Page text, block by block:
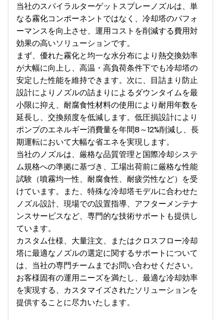
当社のスパイラルターゲットスプレーノズルは、単
なる霧化コンポーネントではなく、冷却塔のパフォ
ーマンスを向上させ、運用コストを削減する費用対
効果の高いソリューションです。
まず、優れた霧化と均一な水分布により熱交換効率
が大幅に向上し、高温・高負荷条件下でも冷却塔の
安定した性能を維持できます。次に、目詰まり防止
設計によりノズルの詰まりによるダウンタイムを最
小限に抑え、耐腐食性材料の使用により耐用年数を
延長し、交換頻度を低減します。低圧損設計により
ポンプのエネルギー消費量を年間8～12%削減し、長
期運転において大幅な省エネを実現します。
当社のノズルは、厳格な品質管理と国際冷却システ
ム規格への準拠に基づき、工場出荷前に厳格な性能
試験（噴霧均一性、耐腐食性、耐疲労性など）を受
けています。また、特殊な冷却塔モデルに合わせた
ノズル設計、現場での設置指導、アフターメンテナ
ンスサービスなど、専門的な技術サポートも提供し
ています。
カスタム仕様、大量注文、またはクロスフロー冷却
塔に最適なノズルの選定に関するサポートについて
は、当社の専門チームまでお問い合わせください。
お客様固有の運用ニーズを満たし、最適な冷却効率
を実現する、カスタマイズされたソリューションを
提供することに尽力いたします。